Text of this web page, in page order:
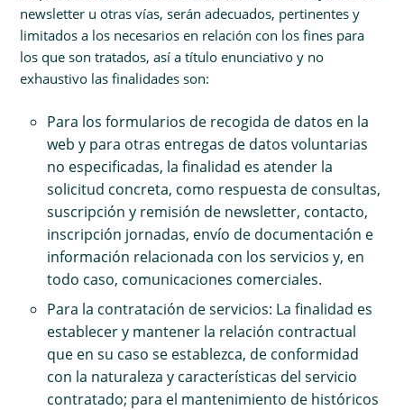
newsletter u otras vías, serán adecuados, pertinentes y
limitados a los necesarios en relación con los fines para
los que son tratados, así a título enunciativo y no
exhaustivo las finalidades son:
Para los formularios de recogida de datos en la
web y para otras entregas de datos voluntarias
no especificadas, la finalidad es atender la
solicitud concreta, como respuesta de consultas,
suscripción y remisión de newsletter, contacto,
inscripción jornadas, envío de documentación e
información relacionada con los servicios y, en
todo caso, comunicaciones comerciales.
Para la contratación de servicios: La finalidad es
establecer y mantener la relación contractual
que en su caso se establezca, de conformidad
con la naturaleza y características del servicio
contratado; para el mantenimiento de históricos